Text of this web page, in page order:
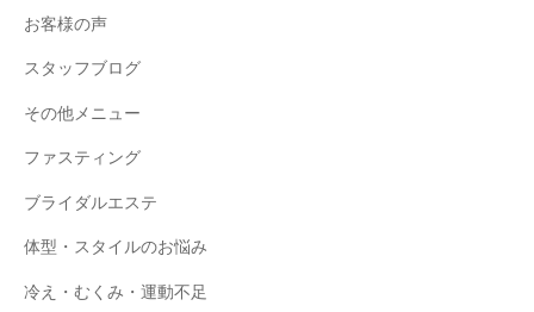
お客様の声
スタッフブログ
その他メニュー
ファスティング
ブライダルエステ
体型・スタイルのお悩み
冷え・むくみ・運動不足